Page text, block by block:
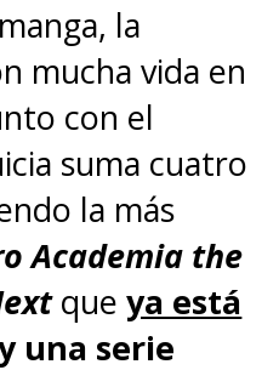
la
mucha vida en
con el
suma cuatro
la más
Academia the
queya está
una serie